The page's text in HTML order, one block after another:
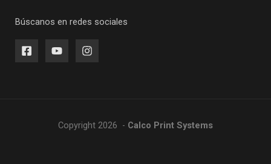
Búscanos en redes sociales
Copyright 2026 - Calco Print Systems